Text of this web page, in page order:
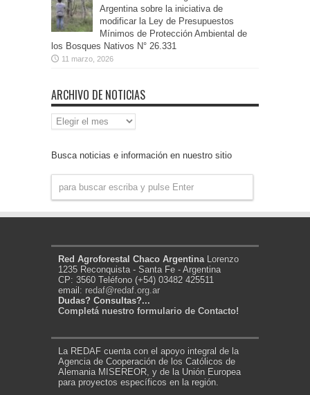
Argentina sobre la iniciativa de
modificar la Ley de Presupuestos
Mínimos de Protección Ambiental de
los Bosques Nativos N° 26.331
11 marzo, 2026
ARCHIVO DE NOTICIAS
Archivo
de
Busca noticias e información en nuestro sitio
Red Agroforestal Chaco Argentina Lorenzo
1235 Reconquista - Santa Fe - Argentina
CP: 3560 Teléfono (+54) 03482 425511
email: redaf@redaf.org.ar
Dudas? Consultas?...
Completá nuestro formulario de Contacto!
La REDAF cuenta con el apoyo integral de la
Agencia de Cooperación de los Católicos de
Alemania MISEREOR, y de la Unión Europea
para proyectos específicos en la región.